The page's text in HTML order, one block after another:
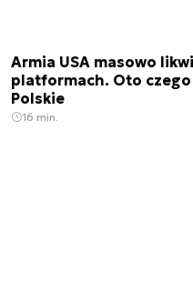
Armia USA masowo
platformach. Oto czego
Polskie
16 min.